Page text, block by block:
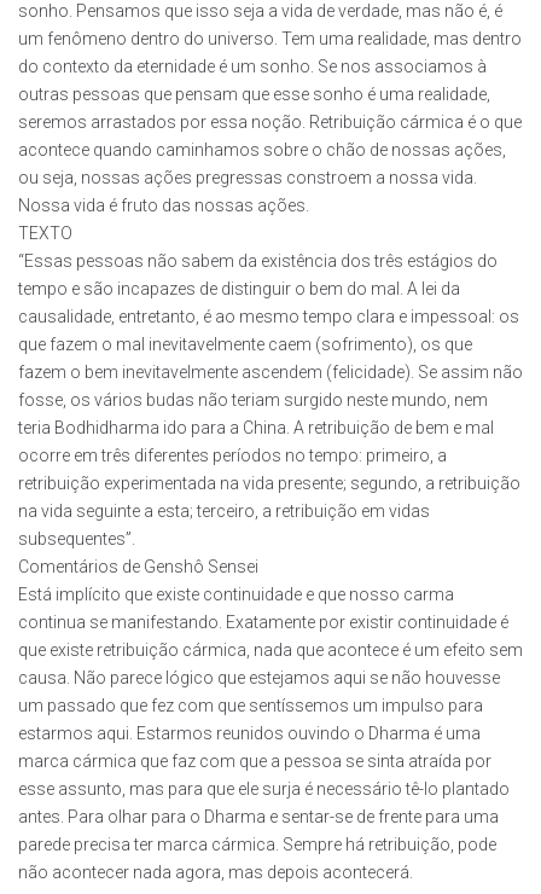
sonho. Pensamos que isso seja a vida de verdade, mas não é, é
um fenômeno dentro do universo. Tem uma realidade, mas dentro
do contexto da eternidade é um sonho. Se nos associamos à
outras pessoas que pensam que esse sonho é uma realidade,
seremos arrastados por essa noção. Retribuição cármica é o que
acontece quando caminhamos sobre o chão de nossas ações,
ou seja, nossas ações pregressas constroem a nossa vida.
Nossa vida é fruto das nossas ações.
TEXTO
“Essas pessoas não sabem da existência dos três estágios do
tempo e são incapazes de distinguir o bem do mal. A lei da
causalidade, entretanto, é ao mesmo tempo clara e impessoal: os
que fazem o mal inevitavelmente caem (sofrimento), os que
fazem o bem inevitavelmente ascendem (felicidade). Se assim não
fosse, os vários budas não teriam surgido neste mundo, nem
teria Bodhidharma ido para a China. A retribuição de bem e mal
ocorre em três diferentes períodos no tempo: primeiro, a
retribuição experimentada na vida presente; segundo, a retribuição
na vida seguinte a esta; terceiro, a retribuição em vidas
subsequentes”.
Comentários de Genshô Sensei
Está implícito que existe continuidade e que nosso carma
continua se manifestando. Exatamente por existir continuidade é
que existe retribuição cármica, nada que acontece é um efeito sem
causa. Não parece lógico que estejamos aqui se não houvesse
um passado que fez com que sentíssemos um impulso para
estarmos aqui. Estarmos reunidos ouvindo o Dharma é uma
marca cármica que faz com que a pessoa se sinta atraída por
esse assunto, mas para que ele surja é necessário tê-lo plantado
antes. Para olhar para o Dharma e sentar-se de frente para uma
parede precisa ter marca cármica. Sempre há retribuição, pode
não acontecer nada agora, mas depois acontecerá.